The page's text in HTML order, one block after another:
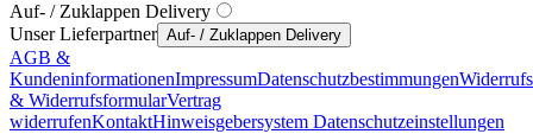
Auf- / Zuklappen Delivery
Unser Lieferpartner Auf- / Zuklappen Delivery
AGB &
KundeninformationenImpressumDatenschutzbestimmungen
& WiderrufsformularVertrag
widerrufenKontaktHinweisgebersystem Datenschutzeinstellungen